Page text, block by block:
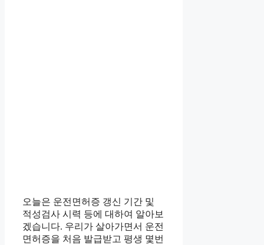
오늘은 운전면허증 갱신 기간 및
적성검사 시력 등에 대하여 알아보
겠습니다. 우리가 살아가면서 운전
면허증을 처음 발급받고 평생 몇번